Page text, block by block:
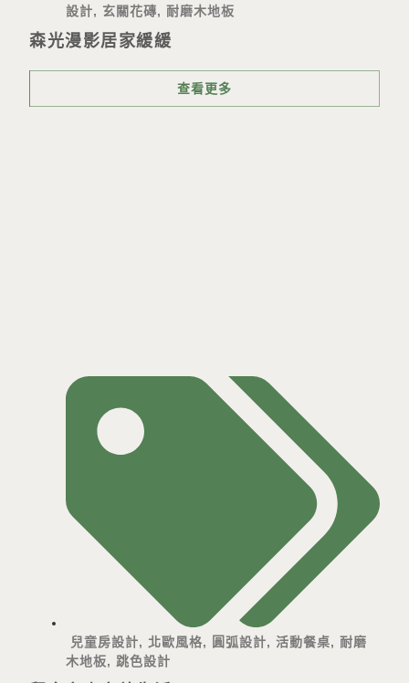
設計, 玄關花磚,耐磨木地板
森光漫影居家緩緩
查看更多
兒童房設計, 北歐風格, 圓弧設計,活動餐桌,耐磨
木地板, 跳色設計